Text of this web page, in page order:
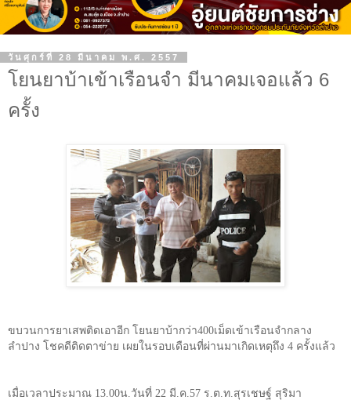
วันศุกร์ที่ 28 มีนาคม พ.ศ. 2557
โยนยาบ้าเข้าเรือนจำ มีนาคมเจอแล้ว 6
ครั้ง
ขบวนการยาเสพติดเอาอีก โยนยาบ้ากว่า400เม็ดเข้าเรือนจำกลาง
ลำปาง โชคดีติดตาข่าย เผยในรอบเดือนที่ผ่านมาเกิดเหตุถึง 4 ครั้งแล้ว
เมื่อเวลาประมาณ 13.00น.วันที่ 22 มี.ค.57 ร.ต.ท.สุรเชษฐ์ สุริมา